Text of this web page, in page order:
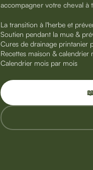
accompagner votre cheval à
La transition à l'herbe et
Soutien pendant la mue &
Cures de drainage printanier
Recettes maison & calendrier
Calendrier mois par mois